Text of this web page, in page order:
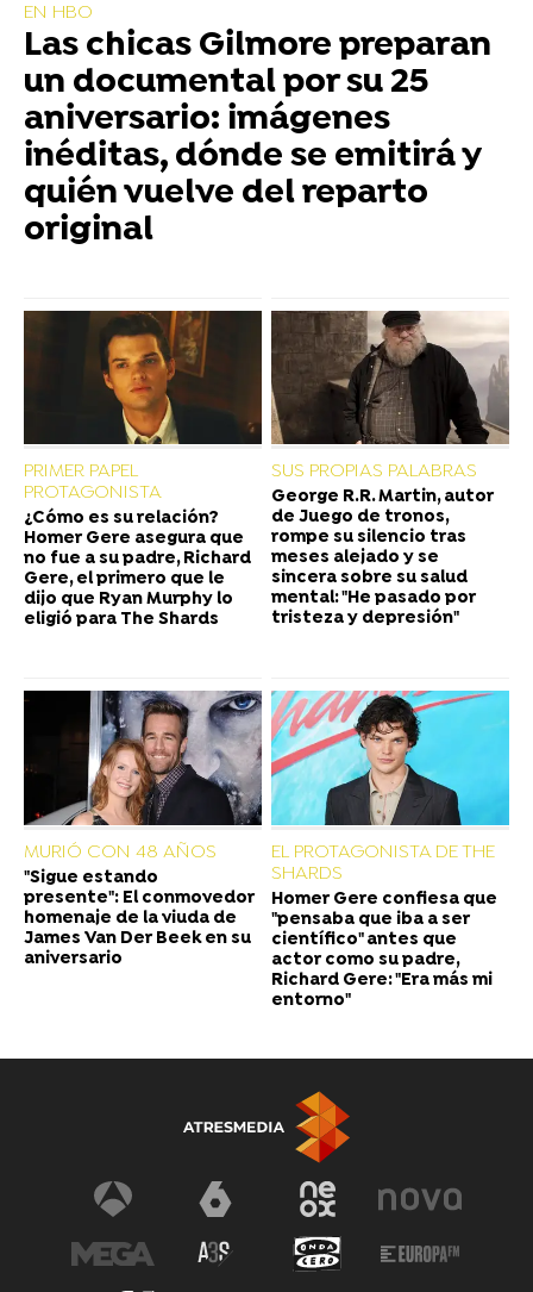
EN HBO
Las chicas Gilmore preparan
un documental por su 25
aniversario: imágenes
inéditas, dónde se emitirá y
quién vuelve del reparto
original
PRIMER PAPEL
PROTAGONISTA
¿Cómo es su relación?
Homer Gere asegura que
no fue a su padre, Richard
Gere, el primero que le
dijo que Ryan Murphy lo
eligió para The Shards
SUS PROPIAS PALABRAS
George R.R. Martin, autor
de Juego de tronos,
rompe su silencio tras
meses alejado y se
sincera sobre su salud
mental: "He pasado por
tristeza y depresión"
MURIÓ CON 48 AÑOS
"Sigue estando
presente": El conmovedor
homenaje de la viuda de
James Van Der Beek en su
aniversario
EL PROTAGONISTA DE THE
SHARDS
Homer Gere confiesa que
"pensaba que iba a ser
científico" antes que
actor como su padre,
Richard Gere: "Era más mi
entorno"